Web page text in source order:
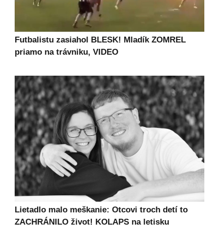
Futbalistu zasiahol BLESK! Mladík ZOMREL
priamo na trávniku, VIDEO
Lietadlo malo meškanie: Otcovi troch detí to
ZACHRÁNILO život! KOLAPS na letisku